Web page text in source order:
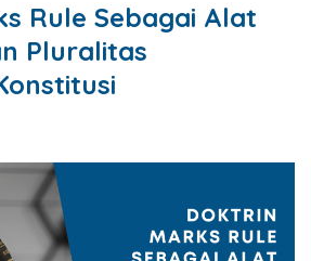
Rule Sebagai Alat
Pluralitas